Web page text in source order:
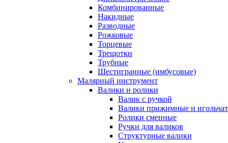
Комбинированные
Накидные
Разводные
Рожковые
Торцевые
Трещотки
Трубные
Шестигранные (имбусовые)
Малярный инструмент
Валики и ролики
Валик с ручкой
Валики прижимные и
Ролики сменные
Ручки для валиков
Структурные валики